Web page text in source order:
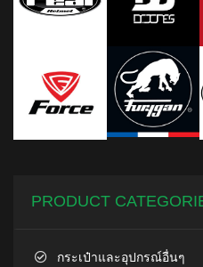
PRODUCT
กระเป๋าและอุปกรณ์อื่นๆ